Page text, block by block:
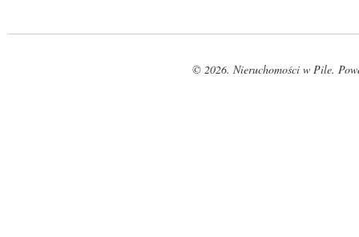
© 2026. Nieruchomości w Pile.